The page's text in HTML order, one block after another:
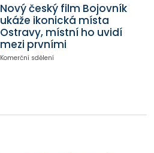
Nový český film Bojovník
ukáže ikonická místa
Ostravy, místní ho uvidí
mezi prvními
Komerční sdělení